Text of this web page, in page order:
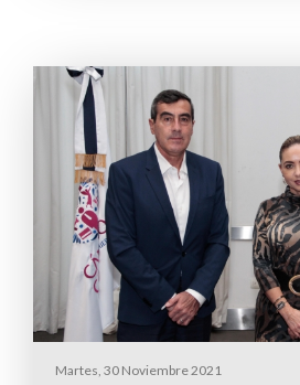
Martes, 30 Noviembre 2021